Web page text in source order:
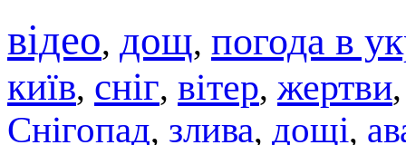
відео, дощ, погода в
київ, сніг, вітер, жертви
Снігопад, злива, дощі,